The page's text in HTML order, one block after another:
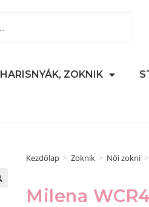
HARISNYÁK, ZOKNIK
Kezdőlap > Zoknik > Női zokni >
Milena